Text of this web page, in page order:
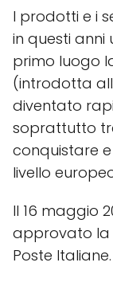
I prodotti e i
in questi
primo luogo
(introdotta
diventato
soprattutto
conquistare
livello
Il 16 maggio
approvato la
Poste Italiane.